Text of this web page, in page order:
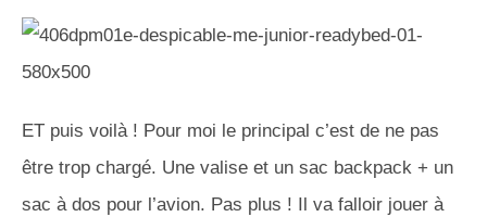
ET puis voilà ! Pour moi le principal c’est de ne pas
être trop chargé. Une valise et un sac backpack + un
sac à dos pour l’avion. Pas plus ! Il va falloir jouer à